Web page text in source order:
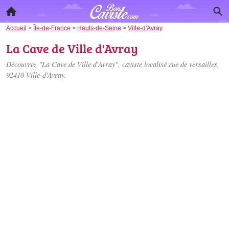
Accueil > Île-de-France > Hauts-de-Seine > Ville-d'Avray
La Cave de Ville d'Avray
Découvrez "La Cave de Ville d'Avray", caviste localisé rue de versailles,
92410 Ville-d'Avray.